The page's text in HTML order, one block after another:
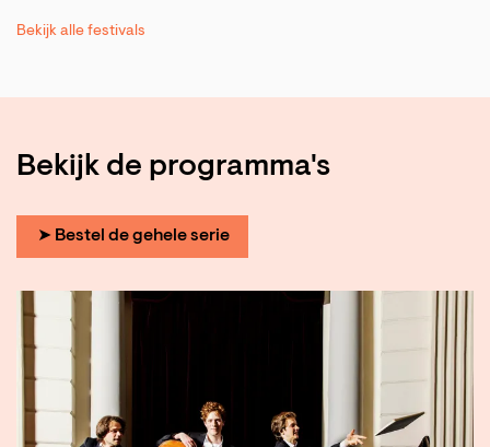
Bekijk alle festivals
Bekijk de programma's
➤ Bestel de gehele serie